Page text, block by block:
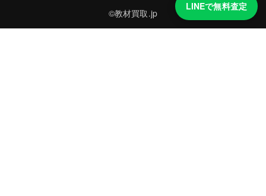
©教材買取.jp
LINEで無料査定